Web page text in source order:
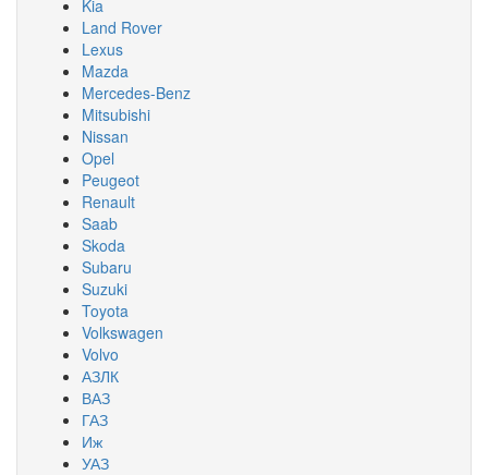
Kia
Land Rover
Lexus
Mazda
Mercedes-Benz
Mitsubishi
Nissan
Opel
Peugeot
Renault
Saab
Skoda
Subaru
Suzuki
Toyota
Volkswagen
Volvo
АЗЛК
ВАЗ
ГАЗ
Иж
УАЗ